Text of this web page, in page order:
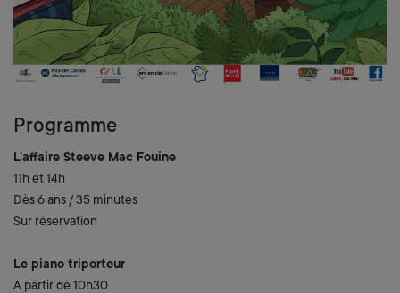
Programme
L’affaire Steeve Mac Fouine
11h et 14h
Dès 6 ans / 35 minutes
Sur réservation
Le piano triporteur
A partir de 10h30